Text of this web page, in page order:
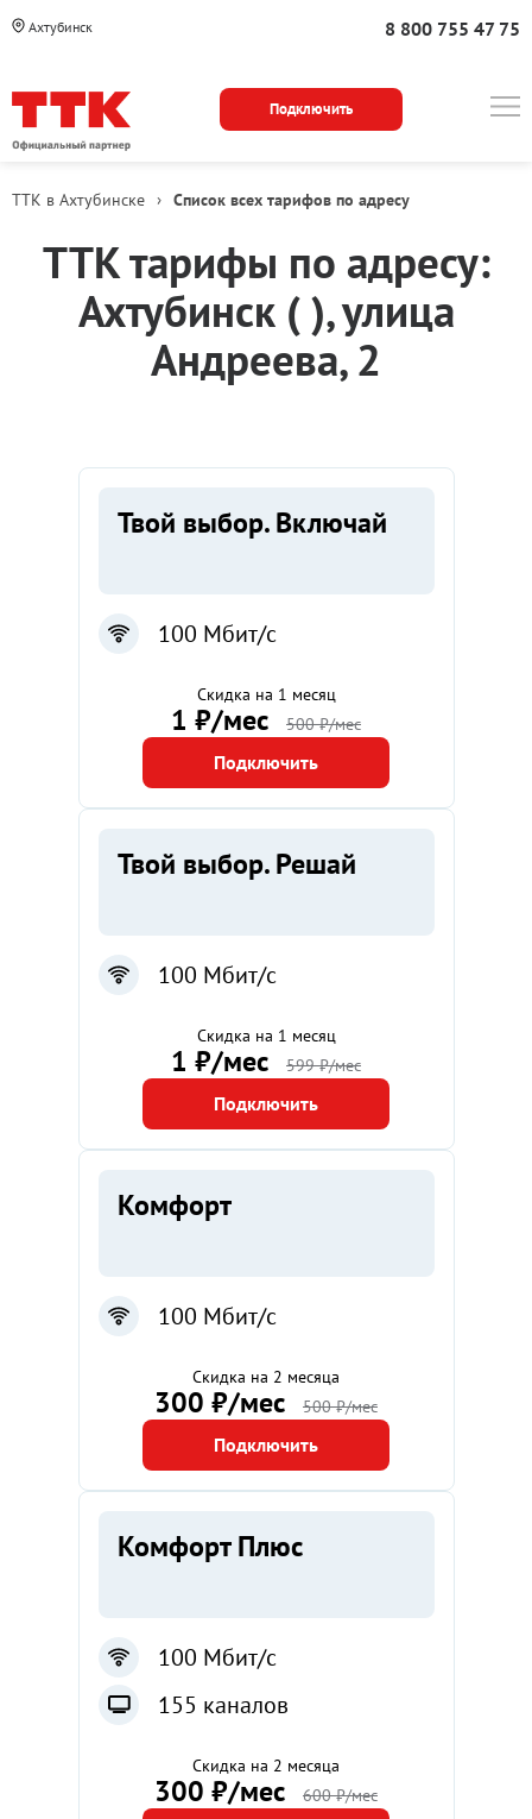
Ахтубинск 8 800 755 47 75
Подключить
ТТК в Ахтубинске › Список всех тарифов по адресу
ТТК тарифы по адресу:
Ахтубинск ( ), улица
Андреева, 2
Твой выбор. Включай
100 Мбит/с
Скидка на 1 месяц
1 ₽/мес 500 ₽/мес
Подключить
Твой выбор. Решай
100 Мбит/с
Скидка на 1 месяц
1 ₽/мес 599 ₽/мес
Подключить
Комфорт
100 Мбит/с
Скидка на 2 месяца
300 ₽/мес 500 ₽/мес
Подключить
Комфорт Плюс
100 Мбит/с
155 каналов
Скидка на 2 месяца
300 ₽/мес 600 ₽/мес